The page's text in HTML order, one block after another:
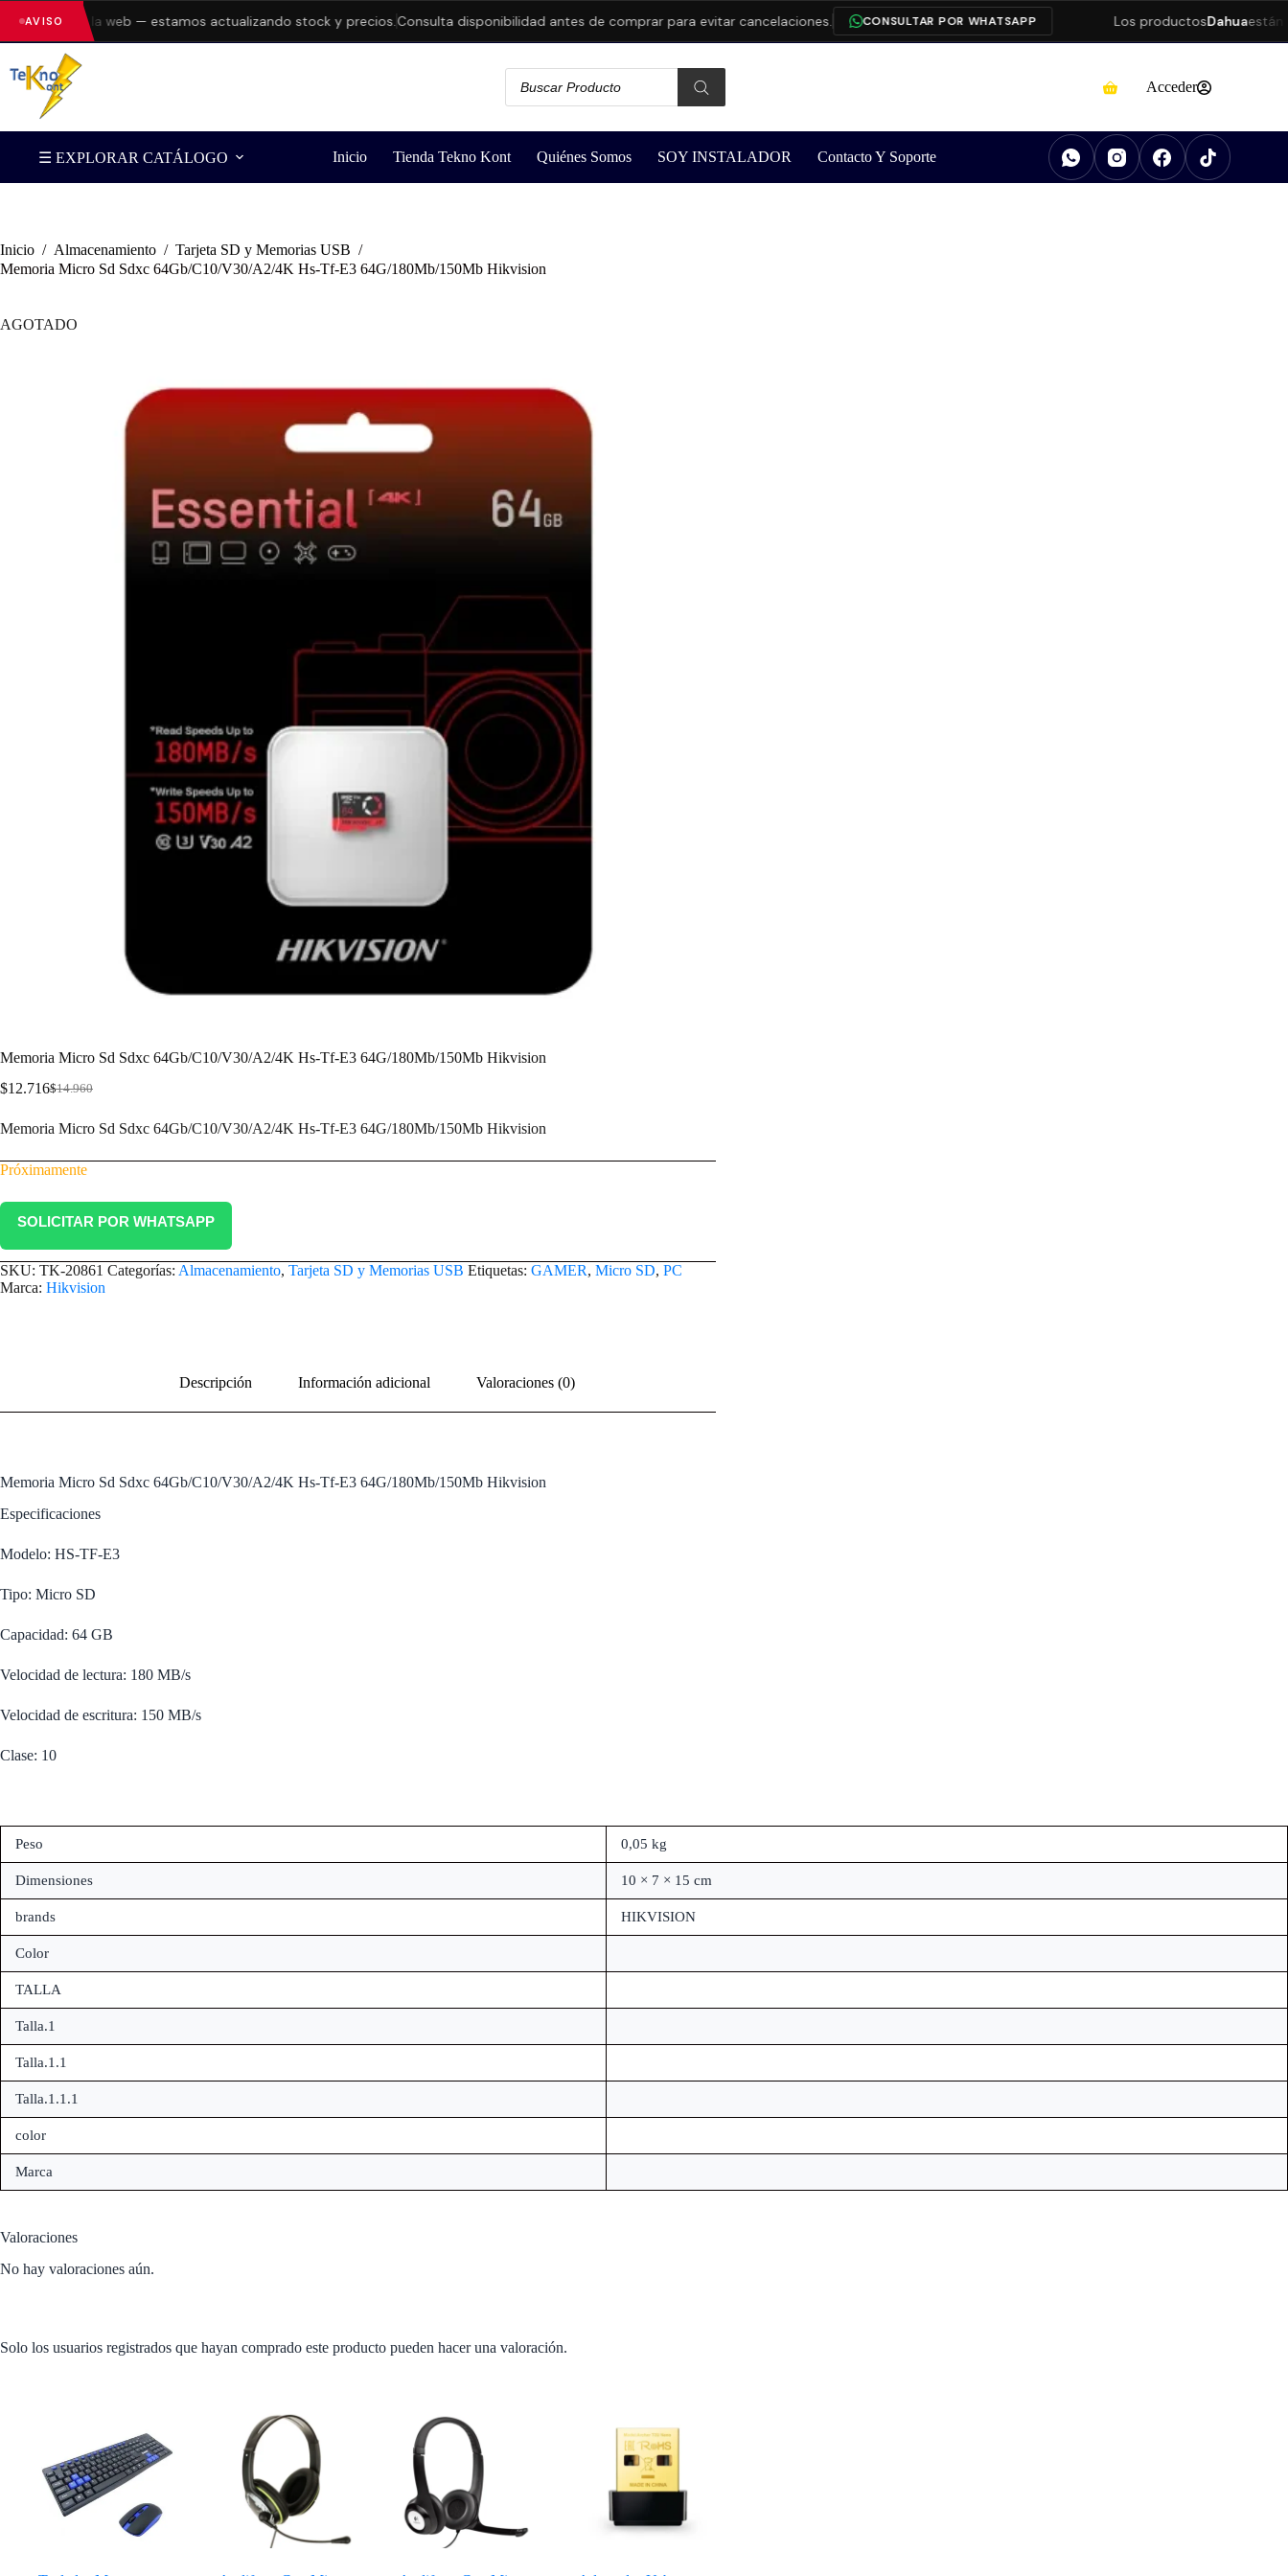
AVISOen la web — estamos actualizando stock y precios.Consulta disponibilidad antes de comprar para evitar cancelaciones. CONSULTAR POR WHATSAPP Los productosDahuaestán
Acceder
☰ EXPLORAR CATÁLOGO Inicio Tienda Tekno Kont Quiénes Somos SOY INSTALADOR Contacto Y Soporte
Inicio / Almacenamiento / Tarjeta SD y Memorias USB /
Memoria Micro Sd Sdxc 64Gb/C10/V30/A2/4K Hs-Tf-E3 64G/180Mb/150Mb Hikvision
AGOTADO
Memoria Micro Sd Sdxc 64Gb/C10/V30/A2/4K Hs-Tf-E3 64G/180Mb/150Mb Hikvision
$14.960
$12.716
Memoria Micro Sd Sdxc 64Gb/C10/V30/A2/4K Hs-Tf-E3 64G/180Mb/150Mb Hikvision
Próximamente
SOLICITAR POR WHATSAPP
SKU: TK-20861 Categorías: Almacenamiento, Tarjeta SD y Memorias USB Etiquetas: GAMER, Micro SD, PC
Marca: Hikvision
Descripción Información adicional Valoraciones (0)
Memoria Micro Sd Sdxc 64Gb/C10/V30/A2/4K Hs-Tf-E3 64G/180Mb/150Mb Hikvision
Especificaciones
Modelo: HS-TF-E3
Tipo: Micro SD
Capacidad: 64 GB
Velocidad de lectura: 180 MB/s
Velocidad de escritura: 150 MB/s
Clase: 10
Peso 0,05 kg
Dimensiones 10 × 7 × 15 cm
brands HIKVISION
Color
TALLA
Talla.1
Talla.1.1
Talla.1.1.1
color
Marca
Valoraciones
No hay valoraciones aún.
Solo los usuarios registrados que hayan comprado este producto pueden hacer una valoración.